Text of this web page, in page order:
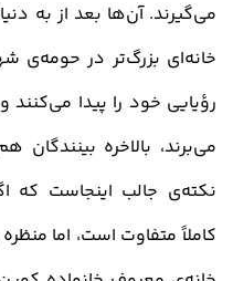
می‌گیرند. آن‌ها بعد از به
خانه‌ای بزرگ‌تر در حومه‌ی
رؤیایی خود را پیدا می‌کنند
می‌برند، بالاخره بینندگان
نکته‌ی جالب اینجاست که
کاملاً متفاوت است، اما